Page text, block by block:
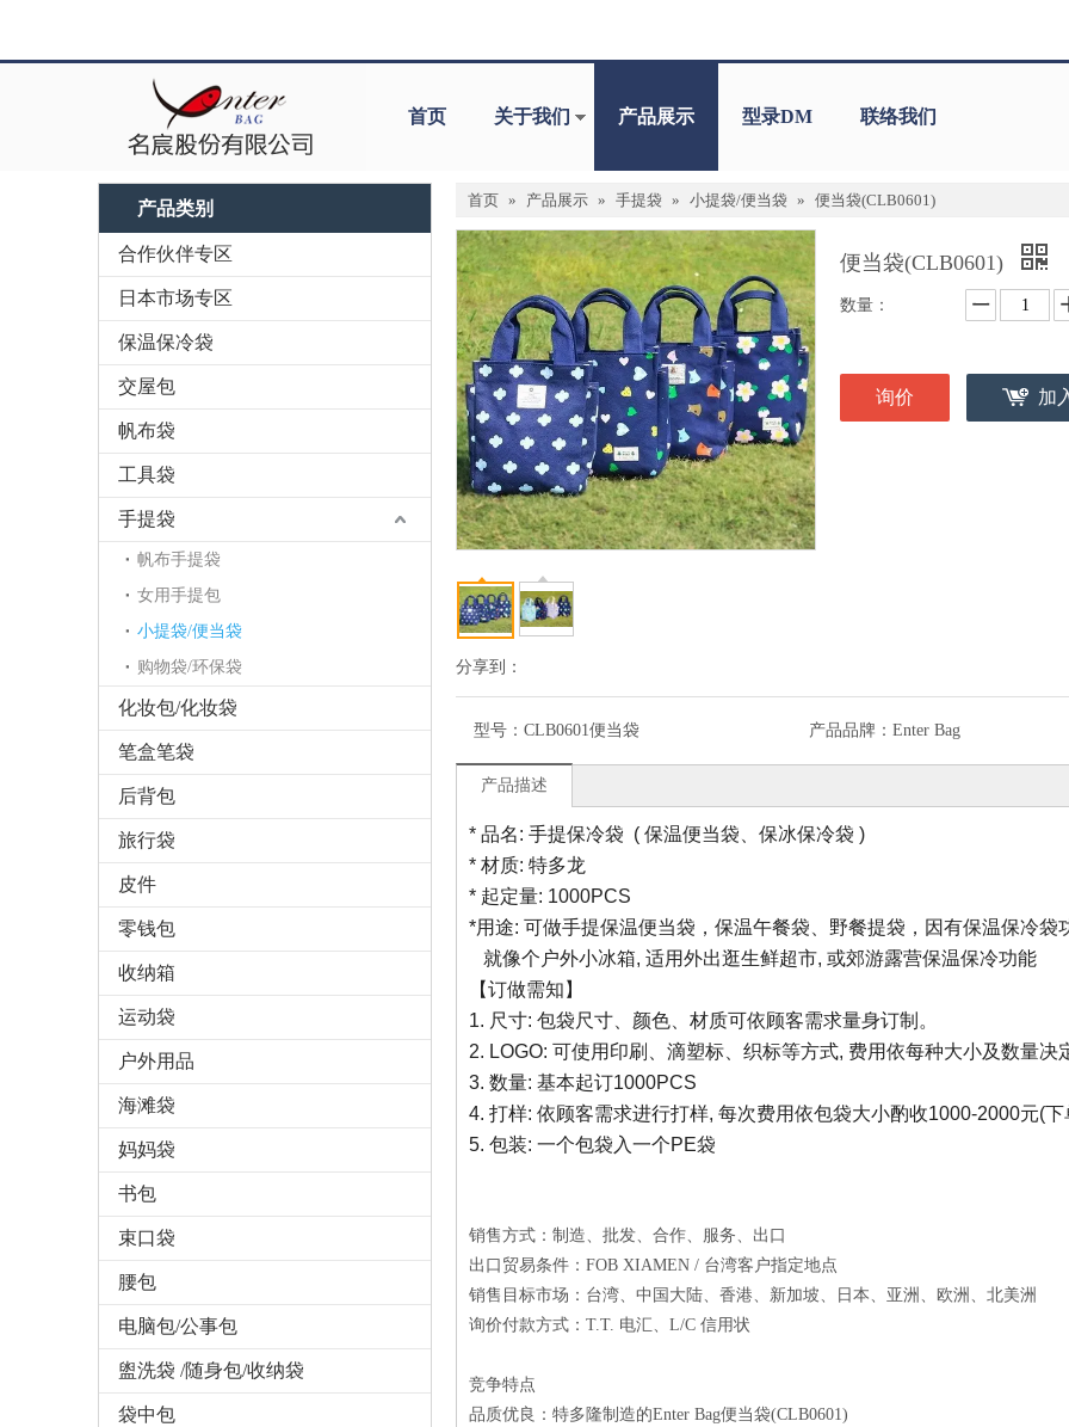
首页 关于我们 产品展示 型录DM 联络我们
产品类别
合作伙伴专区
日本市场专区
保温保冷袋
交屋包
帆布袋
工具袋
手提袋
帆布手提袋
女用手提包
小提袋/便当袋
购物袋/环保袋
化妆包/化妆袋
笔盒笔袋
后背包
旅行袋
皮件
零钱包
收纳箱
运动袋
户外用品
海滩袋
妈妈袋
书包
束口袋
腰包
电脑包/公事包
盥洗袋 /随身包/收纳袋
袋中包
首页 » 产品展示 » 手提袋 » 小提袋/便当袋 » 便当袋(CLB0601)
分享到：
便当袋(CLB0601)
数量：
询价 加
型号： CLB0601便当袋 产品品牌： Enter Bag
产品描述
* 品名: 手提保冷袋 ( 保温便当袋、保冰保冷袋 )
* 材质: 特多龙
* 起定量: 1000PCS
*用途: 可做手提保温便当袋，保温午餐袋、野餐提袋，因有保温保冷袋
就像个户外小冰箱, 适用外出逛生鲜超市, 或郊游露营保温保冷功能
【订做需知】
1. 尺寸: 包袋尺寸、颜色、材质可依顾客需求量身订制。
2. LOGO: 可使用印刷、滴塑标、织标等方式, 费用依每种大小及数量决
3. 数量: 基本起订1000PCS
4. 打样: 依顾客需求进行打样, 每次费用依包袋大小酌收1000-2000元(下
5. 包装: 一个包袋入一个PE袋
销售方式：制造、批发、合作、服务、出口
出口贸易条件：FOB XIAMEN / 台湾客户指定地点
销售目标市场：台湾、中国大陆、香港、新加坡、日本、亚洲、欧洲、北美洲
询价付款方式：T.T. 电汇、L/C 信用状
竞争特点
品质优良：特多隆制造的Enter Bag便当袋(CLB0601)